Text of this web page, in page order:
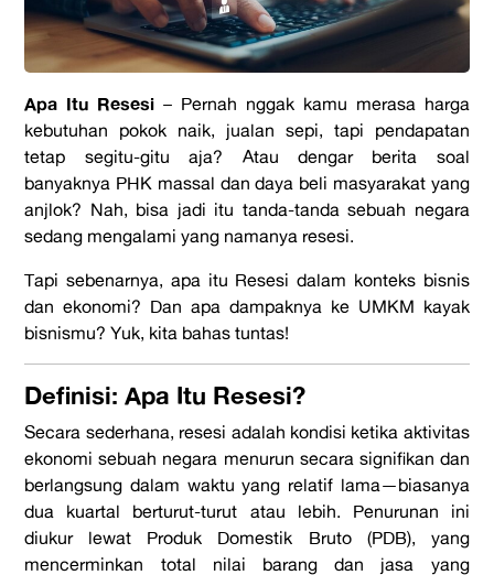
Apa Itu Resesi – Pernah nggak kamu merasa harga
kebutuhan pokok naik, jualan sepi, tapi pendapatan
tetap segitu-gitu aja? Atau dengar berita soal
banyaknya PHK massal dan daya beli masyarakat yang
anjlok? Nah, bisa jadi itu tanda-tanda sebuah negara
sedang mengalami yang namanya resesi.
Tapi sebenarnya, apa itu Resesi dalam konteks bisnis
dan ekonomi? Dan apa dampaknya ke UMKM kayak
bisnismu? Yuk, kita bahas tuntas!
Definisi: Apa Itu Resesi?
Secara sederhana, resesi adalah kondisi ketika aktivitas
ekonomi sebuah negara menurun secara signifikan dan
berlangsung dalam waktu yang relatif lama—biasanya
dua kuartal berturut-turut atau lebih. Penurunan ini
diukur lewat Produk Domestik Bruto (PDB), yang
mencerminkan total nilai barang dan jasa yang